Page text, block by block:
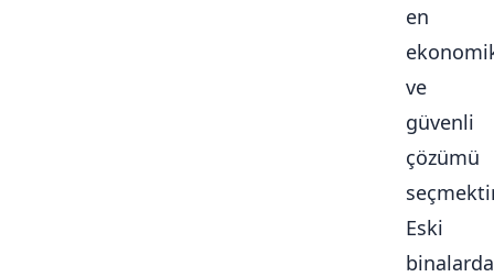
en
ve
güvenli
çözümü
Eski
binalarda